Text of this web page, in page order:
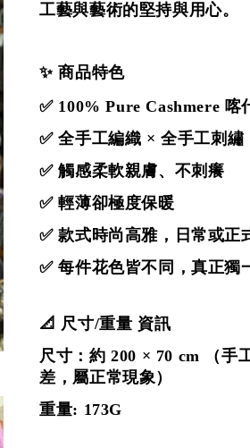
工藝與藝術的堅持與用心。
✨ 商品特色
✅ 100% Pure Cashmere 喀
✅ 全手工編織 × 全手工刺繡
✅ 觸感柔軟親膚、不刺癢
✅ 輕薄卻極度保暖
✅ 款式時尚高雅，日常或正
✅ 每件花色皆不同，真正獨
📐 尺寸/重量 資訊
尺寸：約 200 × 70 cm
（手
差，屬正常現象）
重量: 173G